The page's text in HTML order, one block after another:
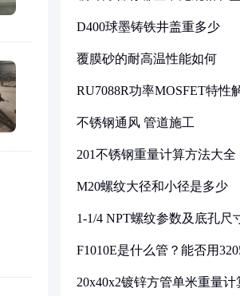
D400球墨铸铁井盖重多少
覆膜砂的耐高温性能如何
RU7088R功率MOSFET特性
不锈钢通风 管道施工
201不锈钢重量计算方法大全
M20螺纹大径和小径是多少
1-1/4 NPT螺纹参数及底孔尺
F1010E是什么管？能否用
20x40x2镀锌方管单米重量计